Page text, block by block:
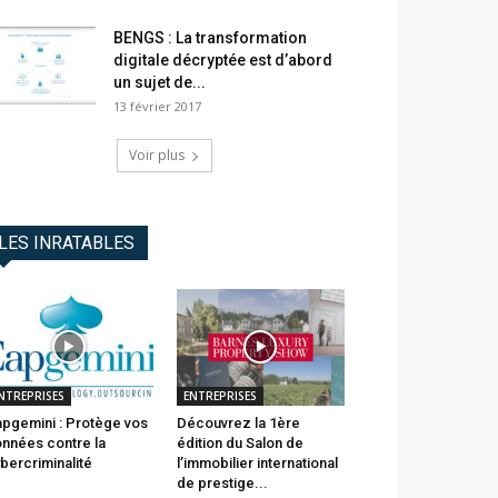
BENGS : La transformation
digitale décryptée est d’abord
un sujet de...
13 février 2017
Voir plus
LES INRATABLES
: Protège vos
contre la
ENTREPRISES
Découvrez la 1ère
édition du Salon de
l’immobilier international
de prestige...